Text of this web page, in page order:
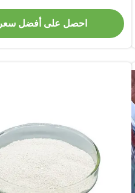
احصل على أفضل سعر